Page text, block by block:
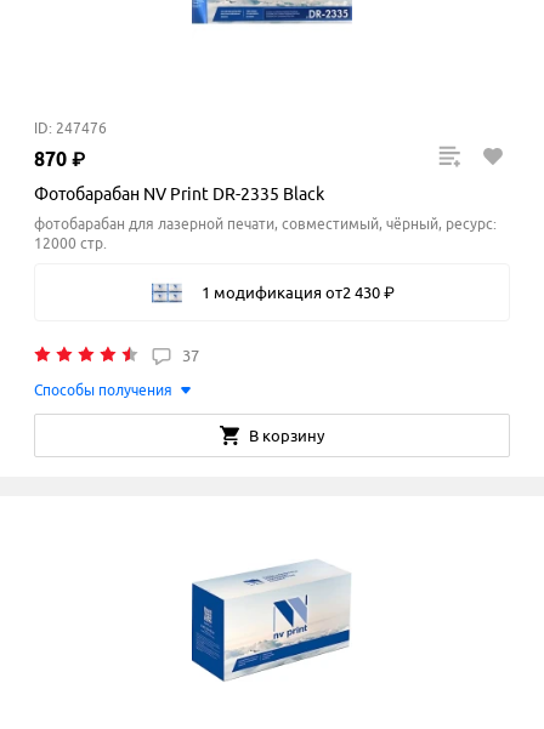
ID: 247476
870 ₽
Фотобарабан NV Print DR-2335 Black
фотобарабан для лазерной печати, совместимый, чёрный, ресурс:
12000 стр.
1 модификация от2 430 ₽
37
Способы получения
В корзину